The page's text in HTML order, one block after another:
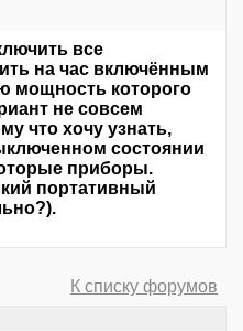
все
на час включённым
мощность которого
не совсем
что хочу узнать,
состоянии
приборы.
портативный
К списку форумов